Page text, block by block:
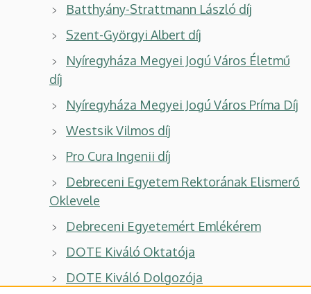
Batthyány-Strattmann László díj
Szent-Györgyi Albert díj
Nyíregyháza Megyei Jogú Város Életmű
díj
Nyíregyháza Megyei Jogú Város Príma Díj
Westsik Vilmos díj
Pro Cura Ingenii díj
Debreceni Egyetem Rektorának Elismerő
Oklevele
Debreceni Egyetemért Emlékérem
DOTE Kiváló Oktatója
DOTE Kiváló Dolgozója